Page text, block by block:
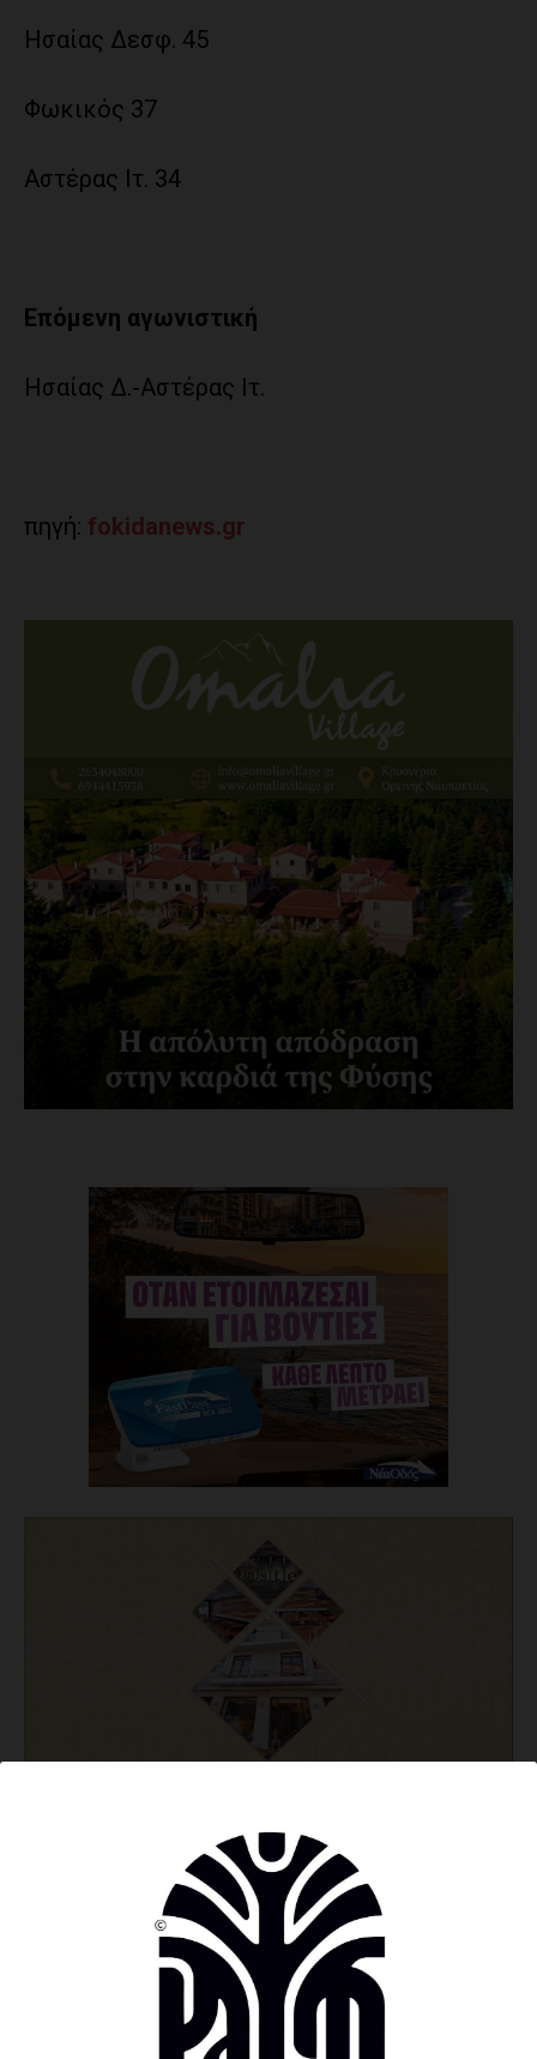
Ησαίας Δεσφ. 45
Φωκικός 37
Αστέρας Ιτ. 34
Επόμενη αγωνιστική
Ησαίας Δ.-Αστέρας Ιτ.
πηγή: fokidanews.gr